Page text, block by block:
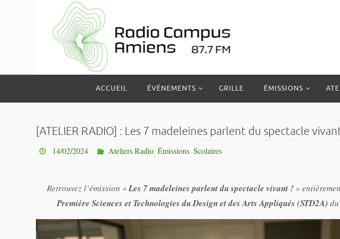
le
ACCUEIL ÉVÉNEMENTS GRILLE ÉMISSIONS
[ATELIER RADIO] : Les 7 madeleines parlent du spectacle
14/02/2024 Ateliers Radio, Émissions, Scolaires
Retrouvez l’émission «Les 7 madeleines parlent du spectacle vivant !»
Première Sciences et Technologies du Design et des Arts Appliqués (STD2A)